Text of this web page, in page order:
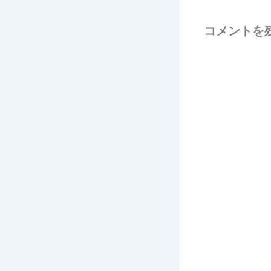
コメントを